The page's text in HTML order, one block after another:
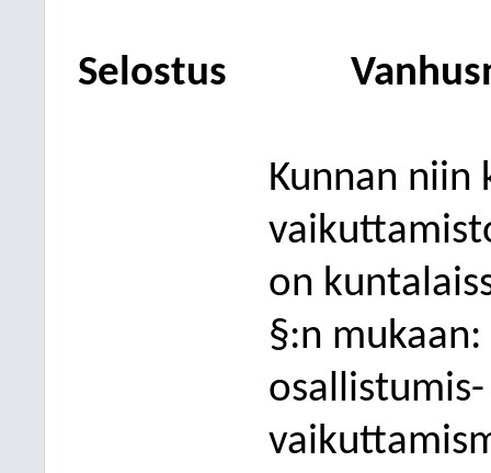
Selostus
Kunnan niin
on
§:n